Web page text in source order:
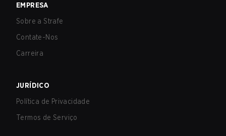
EMPRESA
Sobre a Strafe
Contate-Nos
Carreira
JURÍDICO
Política de Privacidade
Termos de Serviço